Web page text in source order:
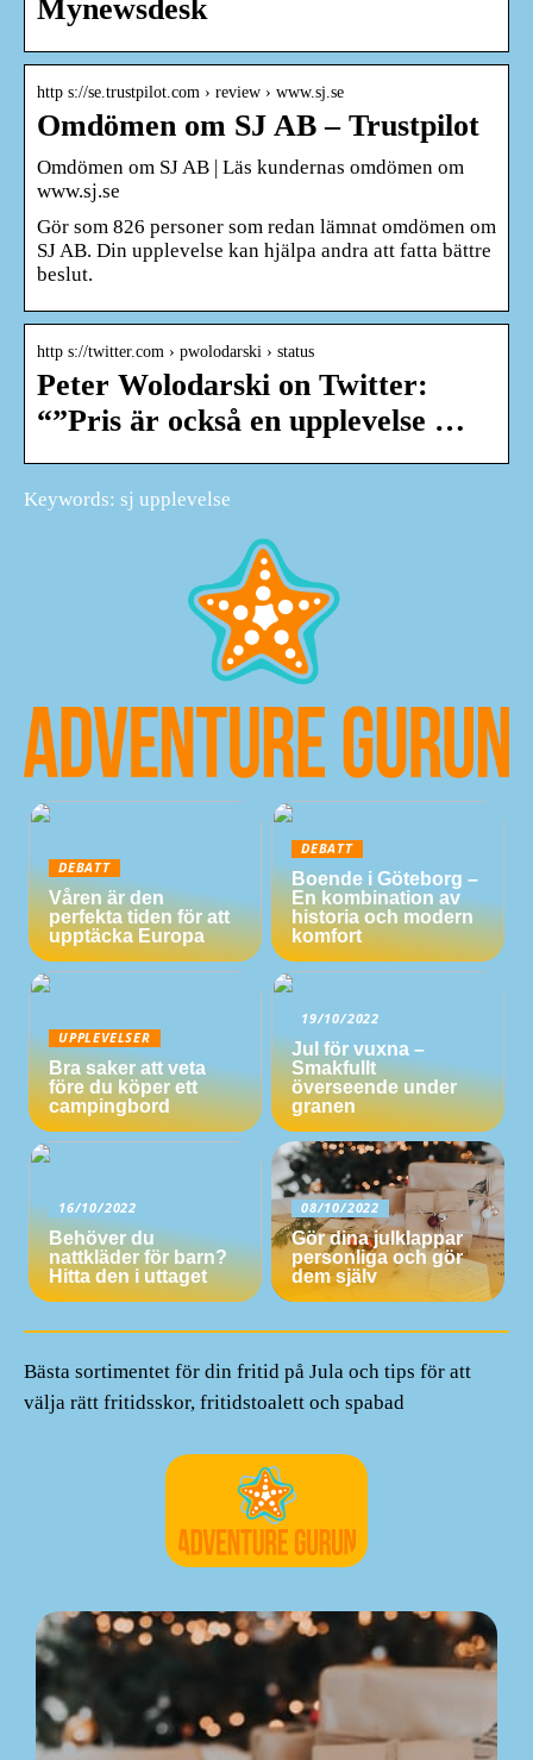
Mynewsdesk
http s://se.trustpilot.com › review › www.sj.se
Omdömen om SJ AB – Trustpilot
Omdömen om SJ AB | Läs kundernas omdömen om
www.sj.se
Gör som 826 personer som redan lämnat omdömen om
SJ AB. Din upplevelse kan hjälpa andra att fatta bättre
beslut.
http s://twitter.com › pwolodarski › status
Peter Wolodarski on Twitter:
“”Pris är också en upplevelse …
Keywords: sj upplevelse
DEBATT
Våren är den
perfekta tiden för att
upptäcka Europa
DEBATT
Boende i Göteborg –
En kombination av
historia och modern
komfort
UPPLEVELSER
Bra saker att veta
före du köper ett
campingbord
19/10/2022
Jul för vuxna –
Smakfullt
överseende under
granen
16/10/2022
Behöver du
nattkläder för barn?
Hitta den i uttaget
08/10/2022
Gör dina julklappar
personliga och gör
dem själv
Bästa sortimentet för din fritid på Jula och tips för att
välja rätt fritidsskor, fritidstoalett och spabad